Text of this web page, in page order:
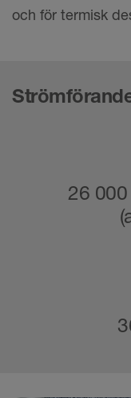
och för termisk
26